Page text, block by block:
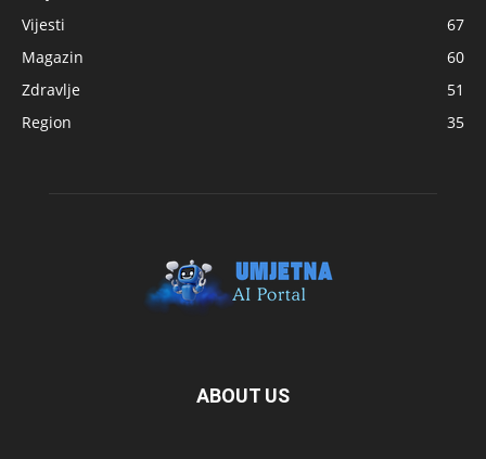
Vijesti
67
Magazin
60
Zdravlje
51
Region
35
ABOUT US